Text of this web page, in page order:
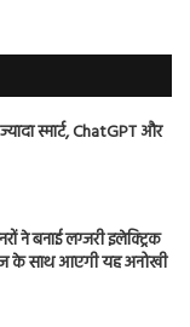
स्मार्ट, ChatGPT और
ने बनाई लग्जरी इलेक्ट्रिक
के साथ आएगी यह अनोखी